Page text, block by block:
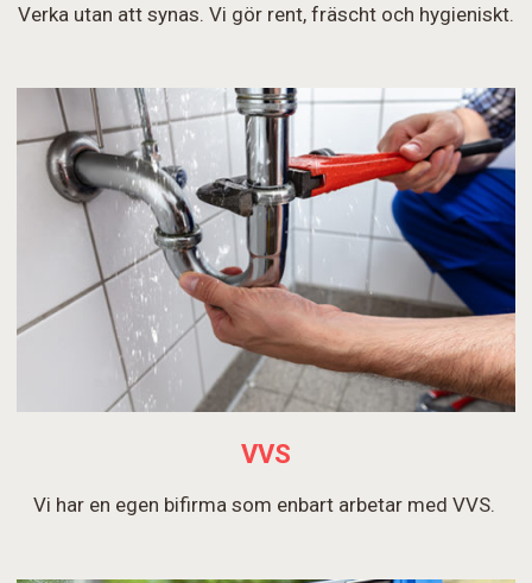
Verka utan att synas. Vi gör rent, fräscht och hygieniskt.
VVS
Vi har en egen bifirma som enbart arbetar med VVS.